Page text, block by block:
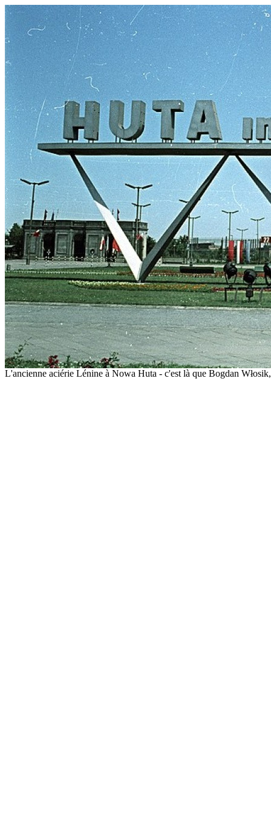
L'ancienne aciérie Lénine à Nowa Huta - c'est là que Bogdan